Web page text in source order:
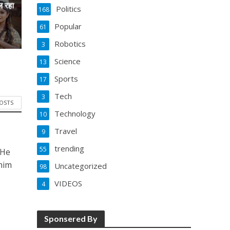
रहा
Politics
168
Popular
61
Robotics
3
Science
13
Sports
17
Tech
3
Technology
10
Travel
9
trending
55
Uncategorized
98
VIDEOS
4
Sponsered By